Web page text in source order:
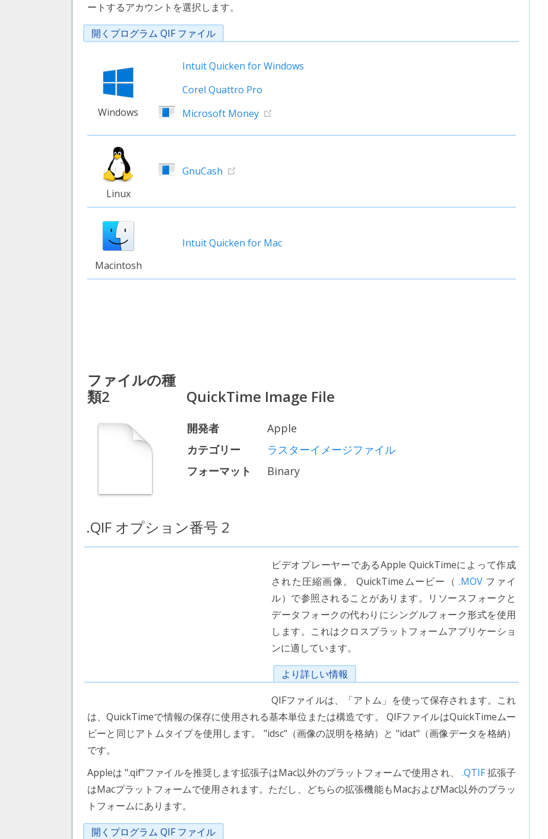
ートするアカウントを選択します。
開くプログラム QIF ファイル
Windows
Intuit Quicken for Windows
Corel Quattro Pro
Microsoft Money
Linux
GnuCash
Macintosh
Intuit Quicken for Mac
ファイルの種
類2
QuickTime Image File
開発者
Apple
カテゴリー
ラスターイメージファイル
フォーマット
Binary
.QIF オプション番号 2
ビデオプレーヤーであるApple QuickTimeによって作成
された圧縮画像。 QuickTimeムービー（.MOV ファイ
ル）で参照されることがあります。リソースフォークと
データフォークの代わりにシングルフォーク形式を使用
します。これはクロスプラットフォームアプリケーショ
ンに適しています。
より詳しい情報
QIFファイルは、「アトム」を使って保存されます。これ
は、QuickTimeで情報の保存に使用される基本単位または構造です。 QIFファイルはQuickTimeムー
ビーと同じアトムタイプを使用します。 "idsc"（画像の説明を格納）と "idat"（画像データを格納）
です。
Appleは ".qif"ファイルを推奨します拡張子はMac以外のプラットフォームで使用され、 .QTIF拡張子
はMacプラットフォームで使用されます。ただし、どちらの拡張機能もMacおよびMac以外のプラッ
トフォームにあります。
開くプログラム QIF ファイル